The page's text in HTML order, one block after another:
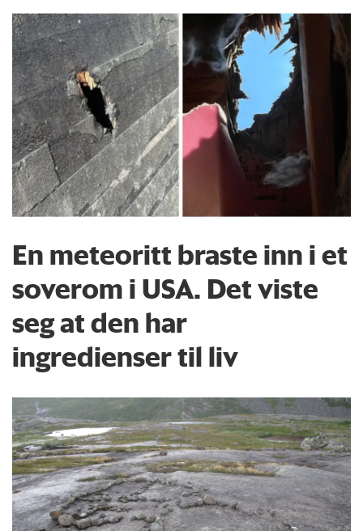
En meteoritt braste inn i et
soverom i USA. Det viste
seg at den har
ingredienser til liv